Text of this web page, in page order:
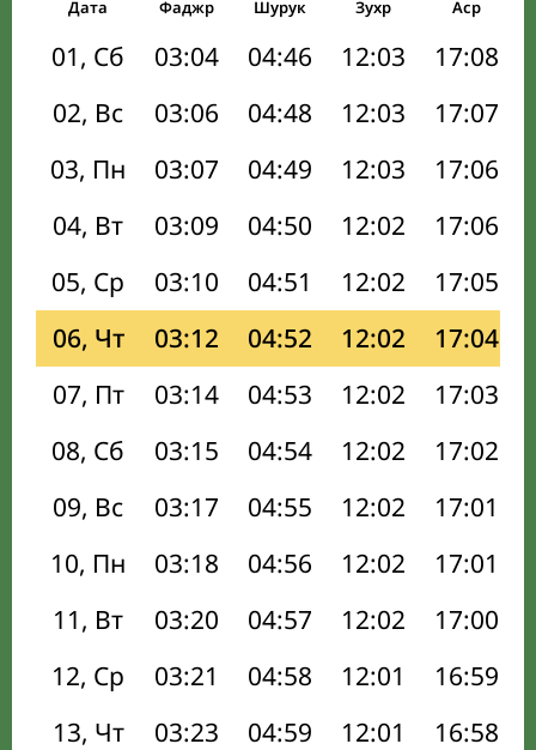
Дата Фаджр Шурук Зухр Аср
01, Сб 03:04 04:46 12:03 17:08
02, Вс
03:06 04:48 12:03 17:07
03, Пн
03:07 04:49 12:03 17:06
04, Вт
03:09 04:50 12:02 17:06
05, Ср
03:10 04:51 12:02 17:05
06, Чт
03:12 04:52 12:02 17:04
07, Пт
03:14 04:53 12:02 17:03
08, Сб
03:15 04:54 12:02 17:02
09, Вс
03:17 04:55 12:02 17:01
10, Пн
03:18 04:56 12:02 17:01
11, Вт
03:20 04:57 12:02 17:00
12, Ср
03:21 04:58 12:01 16:59
13, Чт
03:23 04:59 12:01 16:58